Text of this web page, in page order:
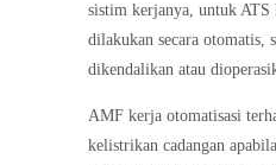
sistim kerjanya, untuk ATS
dilakukan secara otomatis,
dikendalikan atau
AMF kerja otomatisasi
kelistrikan cadangan